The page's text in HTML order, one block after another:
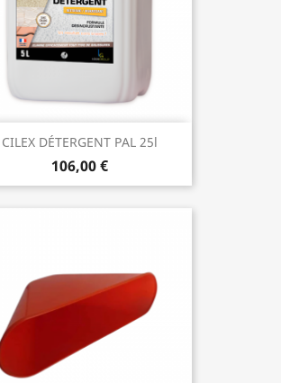
CILEX DÉTERGENT PAL 25l
106,00 €